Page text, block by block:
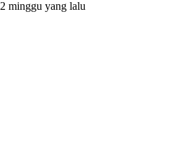
2 minggu yang lalu